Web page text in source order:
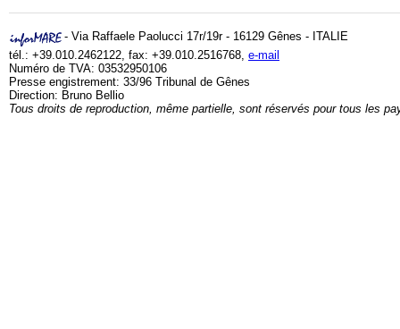
- Via Raffaele Paolucci 17r/19r - 16129 Gênes - ITALIE
tél.: +39.010.2462122, fax: +39.010.2516768, e-mail
Numéro de TVA: 03532950106
Presse engistrement: 33/96 Tribunal de Gênes
Direction: Bruno Bellio
Tous droits de reproduction, même partielle, sont réservés pour tous les